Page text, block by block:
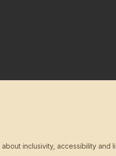
inclusivity, accessibility and